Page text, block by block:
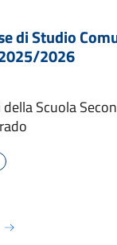
di Studio
2026
Scuola